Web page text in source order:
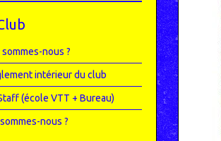
nous ?
intérieur du club
(école VTT + Bureau)
nous ?